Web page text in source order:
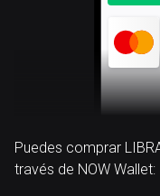
Puedes comprar
través de NOW Wallet: